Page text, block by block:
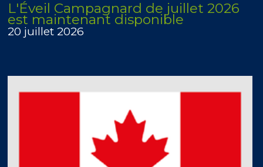
L'Éveil Campagnard de juillet 2026
est maintenant disponible
20 juillet 2026